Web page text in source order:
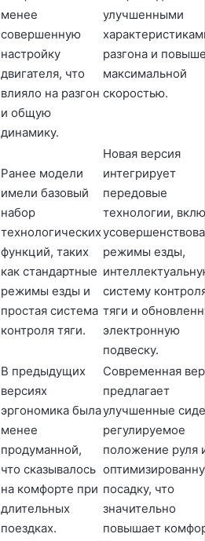
менее
совершенную
настройку
двигателя, что
влияло на разгон
и общую
динамику.
улучшенными
разгона и
максимальной
скоростью.
Ранее модели
имели базовый
набор
технологических
функций, таких
как стандартные
режимы езды и
простая система
контроля тяги.
Новая версия
интегрирует
передовые
технологии,
режимы езды,
систему
тяги и
электронную
подвеску.
В предыдущих
версиях
эргономика была
менее
продуманной,
что сказывалось
на комфорте при
длительных
поездках.
Современная
предлагает
улучшенные
регулируемое
положение руля
посадку, что
значительно
повышает